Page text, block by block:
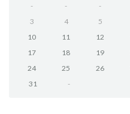
- - -
3
4 5
10
11 12
17
18 19
24
25 26
31
-